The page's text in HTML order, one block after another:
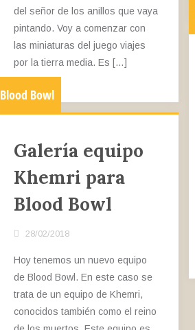
del señor de los anillos que vaya
pintando. Voy a comenzar con
las miniaturas del juego viajes
por la tierra media. Es […]
Blood Bowl
Galería equipo
Khemri para
Blood Bowl
28/02/2018
Hoy tenemos un nuevo equipo
de Blood Bowl. En este caso se
trata de un equipo de Khemri,
conocidos también como el reino